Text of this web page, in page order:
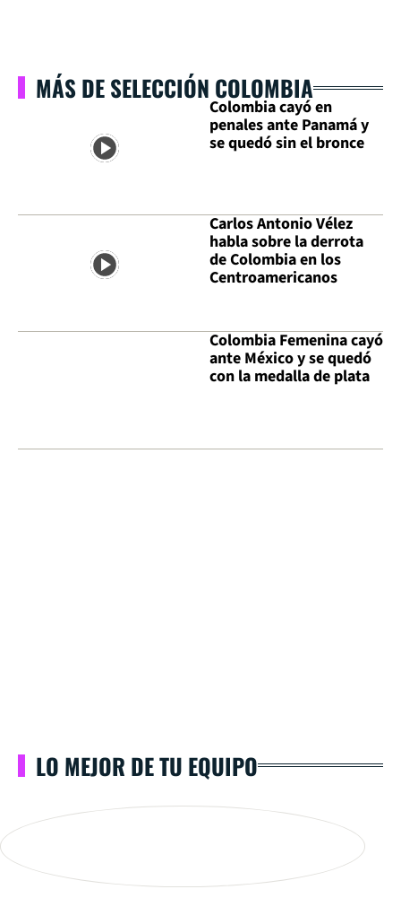
MÁS DE SELECCIÓN COLOMBIA
Colombia cayó en
penales ante Panamá y
se quedó sin el bronce
Carlos Antonio Vélez
habla sobre la derrota
de Colombia en los
Centroamericanos
Colombia Femenina cayó
ante México y se quedó
con la medalla de plata
LO MEJOR DE TU EQUIPO